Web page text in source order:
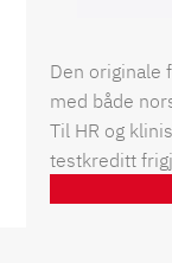
Den originale
med både
Til HR og
testkreditt